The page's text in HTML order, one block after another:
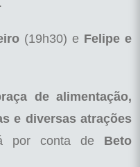
(19h30) e Felipe e
de alimentação,
e diversas atrações
por conta de Beto